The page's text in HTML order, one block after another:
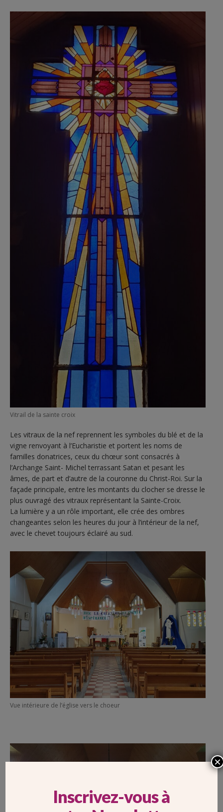
Vitrail de la sainte croix
Les vitraux de la nef reprennent les symboles du blé et de la
vigne renvoyant à l’Eucharistie et portent les noms de
familles donatrices, ceux du chœur sont consacrés à
l’Archange Saint- Michel terrassant Satan et pesant les
âmes, de part et d’autre de la couronne du Christ-Roi. Sur la
façade principale, entre les montants du clocher se dresse le
plus ouvragé des vitraux représentant la Sainte-Croix.
La lumière y a un rôle important, elle crée des ombres
changeantes selon les heures du jour à l’intérieur de la nef,
avec le chevet toujours éclairé au sud.
Vue intérieure de l’église vers le choeur
Inscrivez-vous à
×